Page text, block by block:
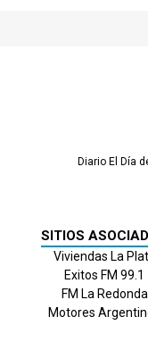
Diario El Día
SITIOS
Viviendas La
Exitos FM 99.1
FM La Redonda
Motores